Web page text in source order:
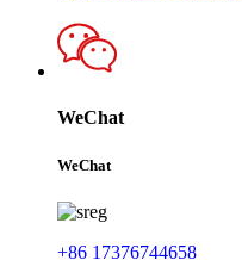
WeChat
WeChat
+86 17376744658